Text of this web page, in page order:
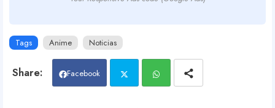
Tags Anime Noticias
Facebook